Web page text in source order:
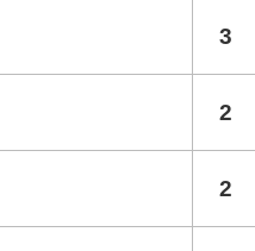
3
2
2